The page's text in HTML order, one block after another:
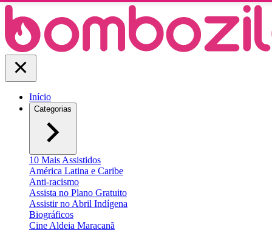
Início
Categorias
10 Mais Assistidos
América Latina e Caribe
Anti-racismo
Assista no Plano Gratuito
Assistir no Abril Indígena
Biográficos
Cine Aldeia Maracanã